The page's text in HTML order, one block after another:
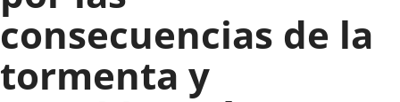
consecuencias de la
tormenta y